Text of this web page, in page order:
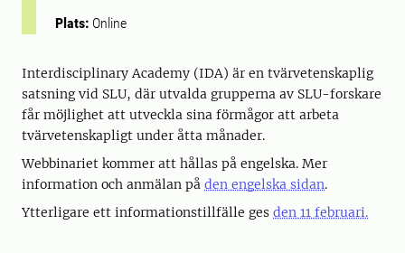
Plats: Online
Interdisciplinary Academy (IDA) är en tvärvetenskaplig
satsning vid SLU, där utvalda grupperna av SLU-forskare
får möjlighet att utveckla sina förmågor att arbeta
tvärvetenskapligt under åtta månader.
Webbinariet kommer att hållas på engelska. Mer
information och anmälan på den engelska sidan.
Ytterligare ett informationstillfälle ges den 11 februari.